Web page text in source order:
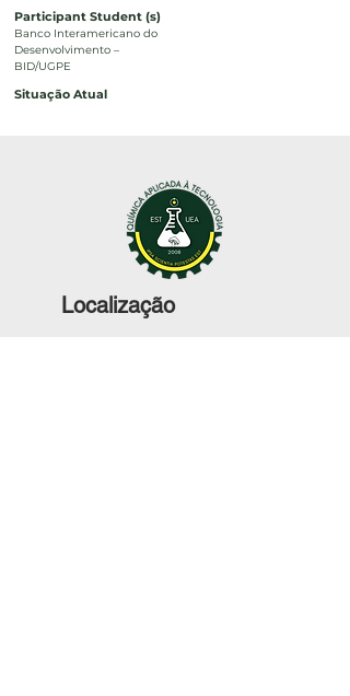
Participant Student (s)
Banco Interamericano do
Desenvolvimento –
BID/UGPE
Situação Atual
Localização